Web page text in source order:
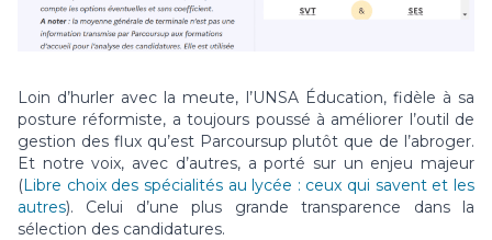
Loin d’hurler avec la meute, l’UNSA Éducation, fidèle à sa
posture réformiste, a toujours poussé à améliorer l’outil de
gestion des flux qu’est Parcoursup plutôt que de l’abroger.
Et notre voix, avec d’autres, a porté sur un enjeu majeur
(Libre choix des spécialités au lycée : ceux qui savent et les
autres). Celui d’une plus grande transparence dans la
sélection des candidatures.